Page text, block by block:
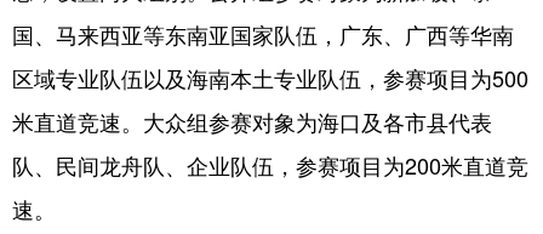
国、马来西亚等东南亚国家队伍，广东、广西等华南
区域专业队伍以及海南本土专业队伍，参赛项目为500
米直道竞速。大众组参赛对象为海口及各市县代表
队、民间龙舟队、企业队伍，参赛项目为200米直道竞
速。